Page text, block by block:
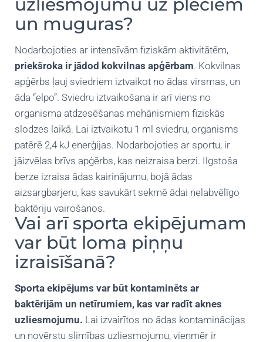
uzliesmojumu uz pleciem
un muguras?
Nodarbojoties ar intensīvām fiziskām aktivitātēm,
priekšroka ir jādod kokvilnas apģērbam. Kokvilnas
apģērbs ļauj sviedriem iztvaikot no ādas virsmas, un
āda “elpo”. Sviedru iztvaikošana ir arī viens no
organisma atdzesēšanas mehānismiem fiziskās
slodzes laikā. Lai iztvaikotu 1 ml sviedru, organisms
patērē 2,4 kJ enerģijas. Nodarbojoties ar sportu, ir
jāizvēlas brīvs apģērbs, kas neizraisa berzi. Ilgstoša
berze izraisa ādas kairinājumu, bojā ādas
aizsargbarjeru, kas savukārt sekmē ādai nelabvēlīgo
baktēriju vairošanos.
Vai arī sporta ekipējumam
var būt loma piņņu
izraisīšanā?
Sporta ekipējums var būt kontaminēts ar
baktērijām un netīrumiem, kas var radīt aknes
uzliesmojumu. Lai izvairītos no ādas kontaminācijas
un novērstu slimības uzliesmojumu, vienmēr ir